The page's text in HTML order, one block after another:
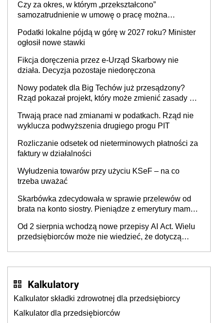
prowadzeniem działalności gospodarczej
Czy za okres, w którym „przekształcono”
samozatrudnienie w umowę o pracę można
cywilnoprawnej jedynym racjonalnym wyjściem
Podatki lokalne pójdą w górę w 2027 roku? Minister
ogłosił nowe stawki
Fikcja doręczenia przez e-Urząd Skarbowy nie
działa. Decyzja pozostaje niedoręczona
Nowy podatek dla Big Techów już przesądzony?
Rząd pokazał projekt, który może zmienić zasady gry
Trwają prace nad zmianami w podatkach. Rząd nie
wyklucza podwyższenia drugiego progu PIT
Rozliczanie odsetek od nieterminowych płatności za
faktury w działalności
Wyłudzenia towarów przy użyciu KSeF – na co
trzeba uważać
Skarbówka zdecydowała w sprawie przelewów od
brata na konto siostry. Pieniądze z emerytury mamy
będzie
Od 2 sierpnia wchodzą nowe przepisy AI Act. Wielu
przedsiębiorców może nie wiedzieć, że dotyczą
Kalkulatory
Kalkulator składki zdrowotnej dla przedsiębiorcy
Kalkulator dla przedsiębiorców